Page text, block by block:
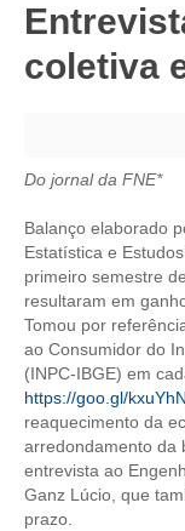
CRESCE BRASIL
CONSELHO
PERSONALIDADES
NÚCLEO DA
TRANSPARÊNCIA
JURÍDICO
CONSULTORIA
ACORDOS,
coletiva
Do jornal da FNE*
Balanço elaborado
Estatística e
primeiro semestre
resultaram em
Tomou por
ao Consumidor do
(INPC-IBGE) em
https://goo.gl/kxuYhN
reaquecimento da
arredondamento da
entrevista ao
Ganz Lúcio, que
prazo.